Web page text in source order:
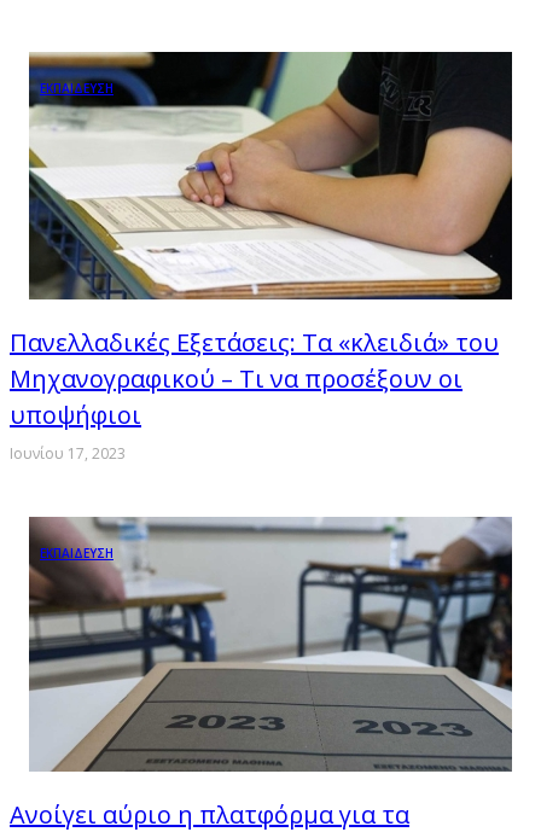
ΕΚΠΑΙΔΕΥΣΗ
Πανελλαδικές Εξετάσεις: Τα «κλειδιά» του
Μηχανογραφικού – Τι να προσέξουν οι
υποψήφιοι
Ιουνίου 17, 2023
ΕΚΠΑΙΔΕΥΣΗ
Ανοίγει αύριο η πλατφόρμα για τα